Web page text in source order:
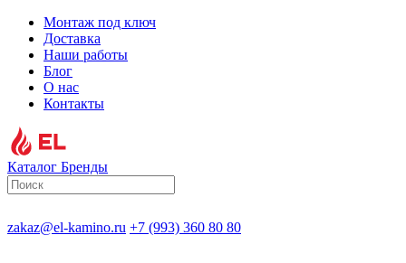
Монтаж под ключ
Доставка
Наши работы
Блог
О нас
Контакты
Каталог Бренды
zakaz@el-kamino.ru +7 (993) 360 80 80